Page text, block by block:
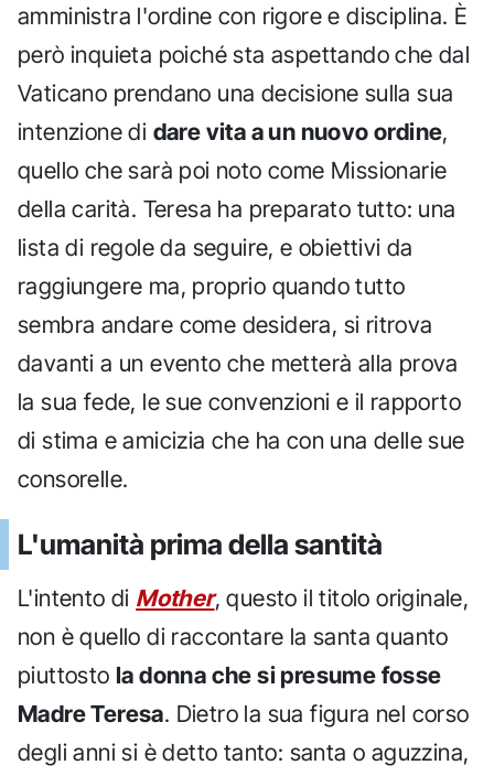
amministra l'ordine con rigore e disciplina. È
però inquieta poiché sta aspettando che dal
Vaticano prendano una decisione sulla sua
intenzione di dare vita a un nuovo ordine,
quello che sarà poi noto come Missionarie
della carità. Teresa ha preparato tutto: una
lista di regole da seguire, e obiettivi da
raggiungere ma, proprio quando tutto
sembra andare come desidera, si ritrova
davanti a un evento che metterà alla prova
la sua fede, le sue convenzioni e il rapporto
di stima e amicizia che ha con una delle sue
consorelle.
L'umanità prima della santità
L'intento di Mother, questo il titolo originale,
non è quello di raccontare la santa quanto
piuttosto la donna che si presume fosse
Madre Teresa. Dietro la sua figura nel corso
degli anni si è detto tanto: santa o aguzzina,